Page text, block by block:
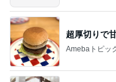
超厚切りで
Amebaトピッ